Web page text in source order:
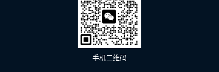
手机二维码